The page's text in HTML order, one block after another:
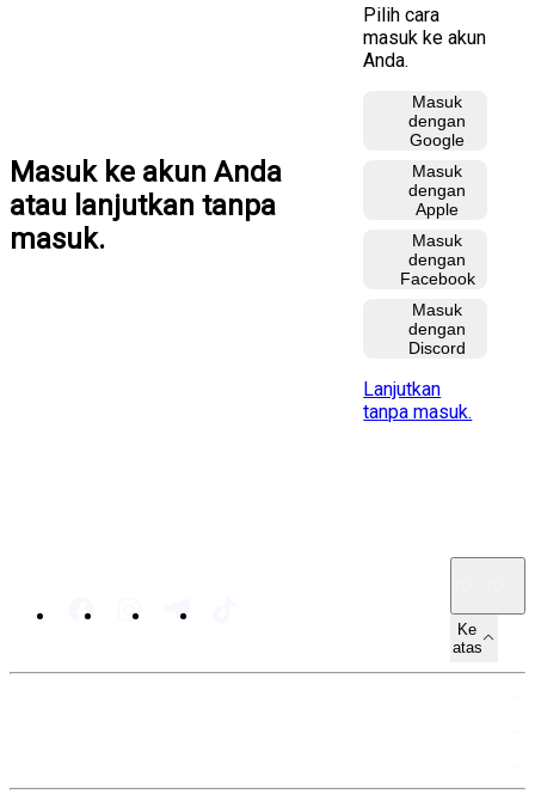
Masuk ke akun Anda
atau lanjutkan tanpa
masuk.
Pilih cara
masuk ke akun
Anda.
Masuk
dengan
Google
Masuk
dengan
Apple
Masuk
dengan
Facebook
Masuk
dengan
Discord
Lanjutkan
tanpa masuk.
Ke
atas